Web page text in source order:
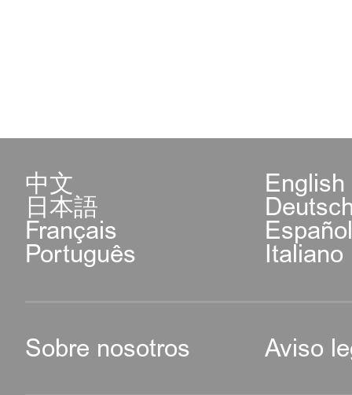
中文 English
日本語
Français
Português Italiano
Sobre nosotros Aviso